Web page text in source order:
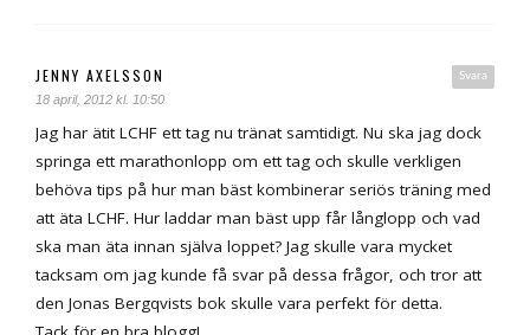
Svara
JENNY AXELSSON
18 april, 2012 kl. 10:50
Jag har ätit LCHF ett tag nu tränat samtidigt. Nu ska jag dock
springa ett marathonlopp om ett tag och skulle verkligen
behöva tips på hur man bäst kombinerar seriös träning med
att äta LCHF. Hur laddar man bäst upp får långlopp och vad
ska man äta innan själva loppet? Jag skulle vara mycket
tacksam om jag kunde få svar på dessa frågor, och tror att
den Jonas Bergqvists bok skulle vara perfekt för detta.